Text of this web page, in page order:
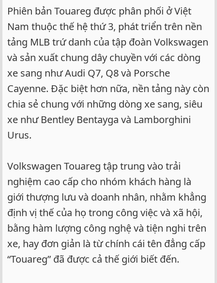
Phiên bản Touareg được phân phối ở Việt
Nam thuộc thế hệ thứ 3, phát triển trên nền
tảng MLB trứ danh của tập đoàn Volkswagen
và sản xuất chung dây chuyền với các dòng
xe sang như Audi Q7, Q8 và Porsche
Cayenne. Đặc biệt hơn nữa, nền tảng này còn
chia sẻ chung với những dòng xe sang, siêu
xe như Bentley Bentayga và Lamborghini
Urus.
Volkswagen Touareg tập trung vào trải
nghiệm cao cấp cho nhóm khách hàng là
giới thượng lưu và doanh nhân, nhằm khẳng
định vị thế của họ trong công việc và xã hội,
bằng hàm lượng công nghệ và tiện nghi trên
xe, hay đơn giản là từ chính cái tên đẳng cấp
“Touareg” đã được cả thế giới biết đến.